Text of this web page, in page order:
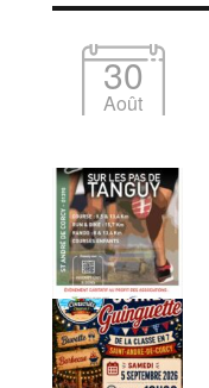
30
Août